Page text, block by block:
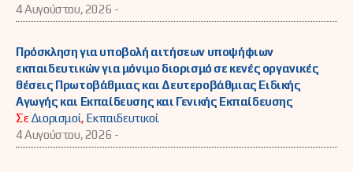
4 Αυγούστου, 2026 -
Πρόσκληση για υποβολή αιτήσεων υποψήφιων
εκπαιδευτικών για μόνιμο διορισμό σε κενές οργανικές
θέσεις Πρωτοβάθμιας και Δευτεροβάθμιας Ειδικής
Αγωγής και Εκπαίδευσης και Γενικής Εκπαίδευσης
ΣεΔιορισμοί, Εκπαιδευτικοί
4 Αυγούστου, 2026 -